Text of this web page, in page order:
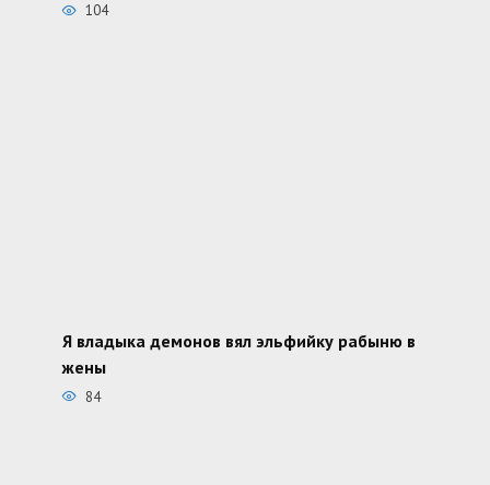
104
Я владыка демонов вял эльфийку рабыню в
жены
84